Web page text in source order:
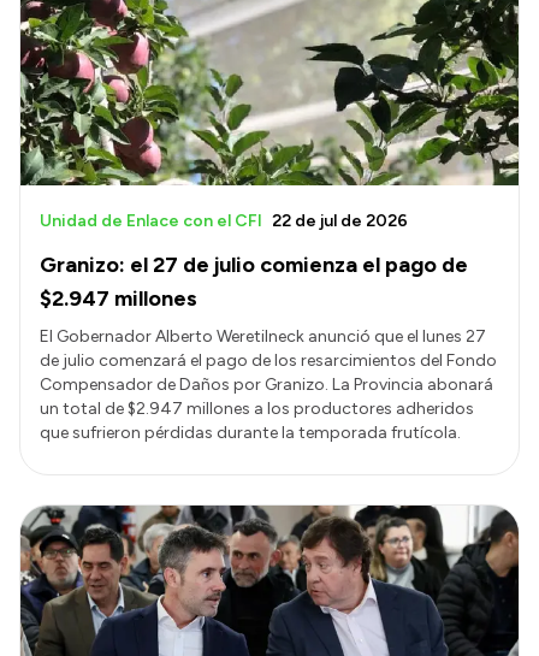
Granizo: el 27 de julio comienza el pago de
$2.947 millones
Unidad de Enlace con el CFI 22 de jul de 2026
El Gobernador Alberto Weretilneck anunció que el lunes 27
de julio comenzará el pago de los resarcimientos del Fondo
Compensador de Daños por Granizo. La Provincia abonará
un total de $2.947 millones a los productores adheridos
que sufrieron pérdidas durante la temporada frutícola.